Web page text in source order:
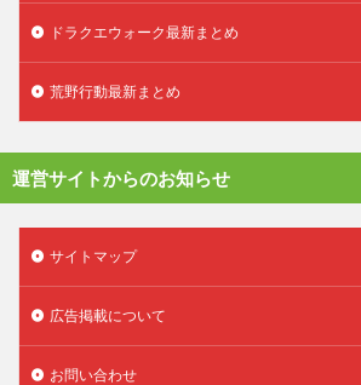
ドラクエウォーク最新まとめ
荒野行動最新まとめ
運営サイトからのお知らせ
サイトマップ
広告掲載について
お問い合わせ